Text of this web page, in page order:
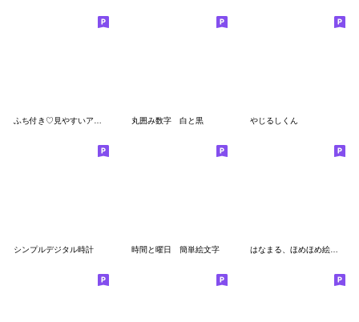
丸囲み数字 白と黒 やじるしくん
シンプルデジタル時計 時間と曜日 簡単絵文字 はなまる、ほめほめ絵文字